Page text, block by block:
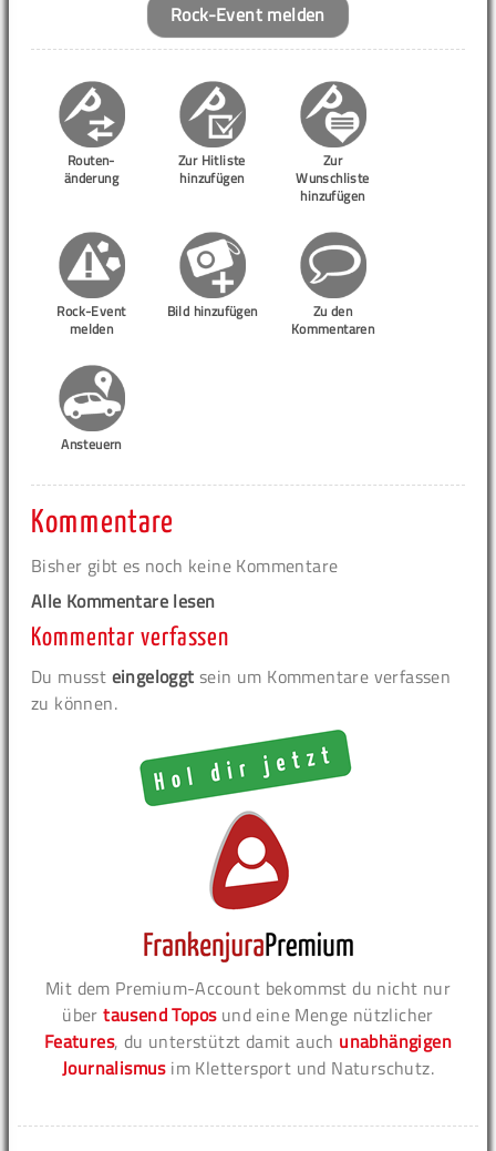
Rock-Event melden
Routen-
änderung
Zur Hitliste
hinzufügen
Zur
Wunschliste
hinzufügen
Rock-Event
melden
Bild hinzufügen
Zu den
Kommentaren
Ansteuern
Kommentare
Bisher gibt es noch keine Kommentare
Alle Kommentare lesen
Kommentar verfassen
Du musst eingeloggt sein um Kommentare verfassen
zu können.
Mit dem Premium-Account bekommst du nicht nur
übertausend Toposund eine Menge nützlicher
Features, du unterstützt damit auch unabhängigen
Journalismusim Klettersport und Naturschutz.